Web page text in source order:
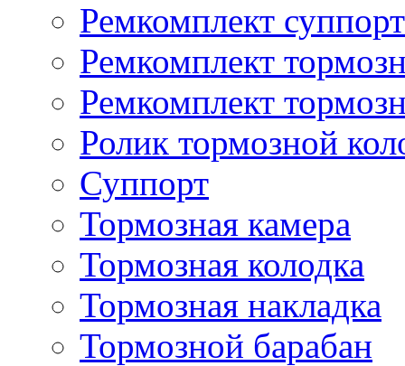
Ремкомплект
Ремкомплект
Ремкомплект
Ролик тормозной
Суппорт
Тормозная камера
Тормозная колодка
Тормозная накладка
Тормозной барабан